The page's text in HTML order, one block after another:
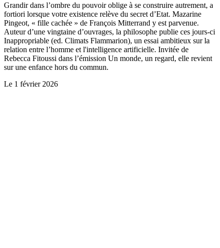
Grandir dans l’ombre du pouvoir oblige à se construire autrement, a
fortiori lorsque votre existence relève du secret d’Etat. Mazarine
Pingeot, « fille cachée » de François Mitterrand y est parvenue.
Auteur d’une vingtaine d’ouvrages, la philosophe publie ces jours-ci
Inappropriable (ed. Climats Flammarion), un essai ambitieux sur la
relation entre l’homme et l'intelligence artificielle. Invitée de
Rebecca Fitoussi dans l’émission Un monde, un regard, elle revient
sur une enfance hors du commun.
Le 1 février 2026